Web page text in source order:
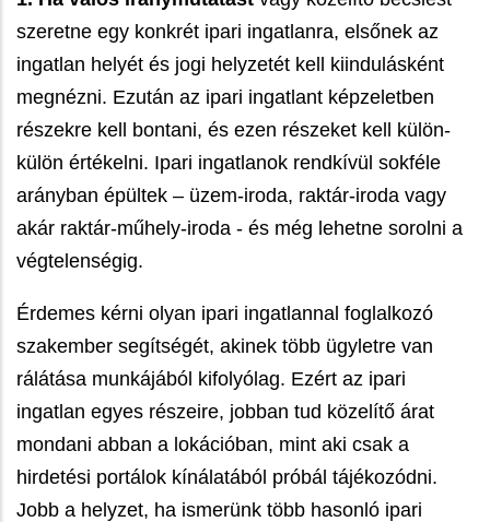
szeretne egy konkrét ipari ingatlanra, elsőnek az
ingatlan helyét és jogi helyzetét kell kiindulásként
megnézni. Ezután az ipari ingatlant képzeletben
részekre kell bontani, és ezen részeket kell külön-
külön értékelni. Ipari ingatlanok rendkívül sokféle
arányban épültek – üzem-iroda, raktár-iroda vagy
akár raktár-műhely-iroda - és még lehetne sorolni a
végtelenségig.
Érdemes kérni olyan ipari ingatlannal foglalkozó
szakember segítségét, akinek több ügyletre van
rálátása munkájából kifolyólag. Ezért az ipari
ingatlan egyes részeire, jobban tud közelítő árat
mondani abban a lokációban, mint aki csak a
hirdetési portálok kínálatából próbál tájékozódni.
Jobb a helyzet, ha ismerünk több hasonló ipari